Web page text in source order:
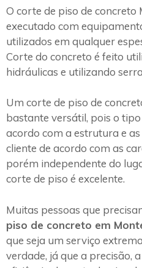
O corte de piso de concreto
executado com
utilizados em qualquer
Corte do concreto é feito
hidráulicas e utilizando
Um corte de piso de
bastante versátil, pois o
acordo com a estrutura e as
cliente de acordo com as
porém independente do
corte de piso é excelente.
Muitas pessoas que
piso de concreto em
que seja um serviço
verdade, já que a precisão,